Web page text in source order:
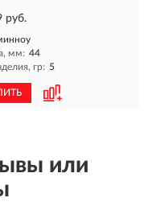
руб.
мм: 44
гр: 5
или